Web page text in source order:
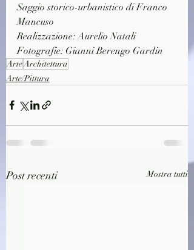
Saggio storico-urbanistico di Franco
Mancuso
Realizzazione: Aurelio Natali
Fotografie: Gianni Berengo Gardin
ArteArchitettura
Arte/Pittura
Post recenti Mostra tutti